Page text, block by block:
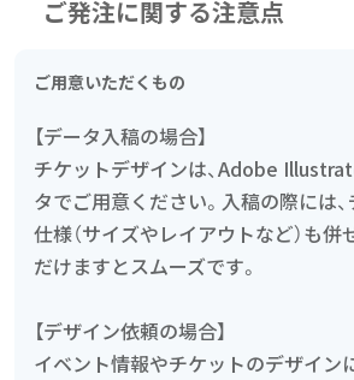
ご発注に関する注意点
ご用意いただくもの
【データ入稿の場合】
チケットデザインは、Adobe
タでご用意ください。入稿の際には
仕様（サイズやレイアウトなど）も
だけますとスムーズです。
【デザイン依頼の場合】
イベント情報やチケットのデザイン